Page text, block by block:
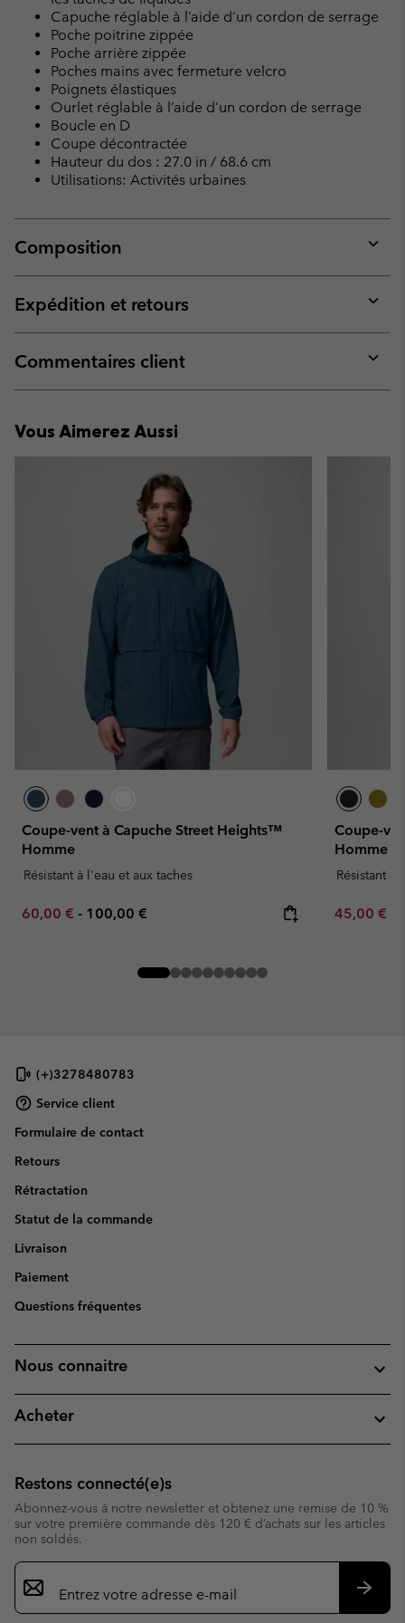
Capuche réglable à l’aide d’un cordon de serrage
Poche poitrine zippée
Poche arrière zippée
Poches mains avec fermeture velcro
Poignets élastiques
Ourlet réglable à l’aide d’un cordon de serrage
Boucle en D
Coupe décontractée
Hauteur du dos : 27.0 in / 68.6 cm
Utilisations: Activités urbaines
Composition
or
Expédition et retours
or
Commentaires client
or
Vous Aimerez Aussi
Coupe-vent à Capuche Street Heights™
Homme
Résistant à l'eau et aux taches
Minimum sale price:
60,00 € - Maximum price:
100,00 €
Coupe-
Homme
Résistant à
Minimum
45,00 €
(+)3278480783
Service client
Formulaire de contact
Retours
Rétractation
Statut de la commande
Livraison
Paiement
Questions fréquentes
Nous connaitre
Acheter
Restons connecté(e)s
Abonnez-vous à notre newsletter et obtenez une remise de 10 %
sur votre première commande dès 120 € d’achats sur les articles
non soldés.
Inscription
par
e-